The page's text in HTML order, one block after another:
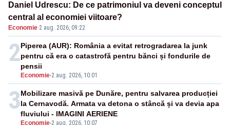
Daniel Udrescu: De ce patrimoniul va deveni conceptul
central al economiei viitoare?
Economie·2 aug. 2026, 09:22
2
Economie-2 aug. 2026, 10:01
Piperea (AUR): România a evitat retrogradarea la junk
pentru că era o catastrofă pentru bănci și fondurile de
pensii
3
Economie-2 aug. 2026, 10:07
Mobilizare masivă pe Dunăre, pentru salvarea producției
la Cernavodă. Armata va detona o stâncă și va devia apa
fluviului - IMAGINI AERIENE